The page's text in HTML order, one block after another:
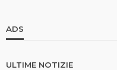
ADS
ULTIME NOTIZIE